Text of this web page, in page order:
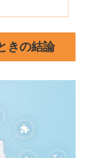
きの結論